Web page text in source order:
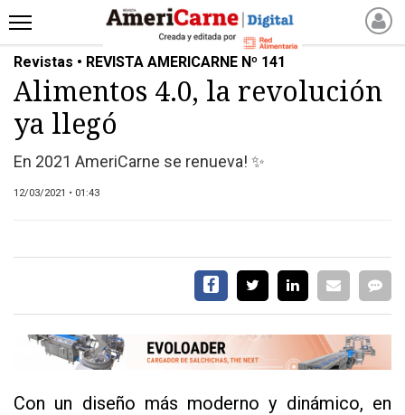
INICIO
NOTICIAS RECIENTES
NOTICIAS
PROCESO
NUEVOS PRODUCTOS
REVISTAS
REVISTAS
CATÁLOGO DE CORTES
DE CARNE VACUNA
Revistas • REVISTA AMERICARNE Nº 141
Alimentos 4.0, la revolución
ya llegó
En 2021 AmeriCarne se renueva! ✨
12/03/2021 • 01:43
Con un diseño más moderno y dinámico, en